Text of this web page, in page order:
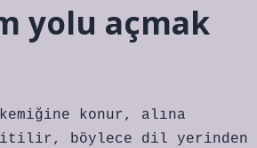
yolu açmak
konur, alına
itilir, böylece dil yerinden